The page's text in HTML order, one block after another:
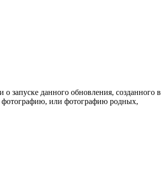
запуске данного обновления, созданного в
фотографию, или фотографию родных,